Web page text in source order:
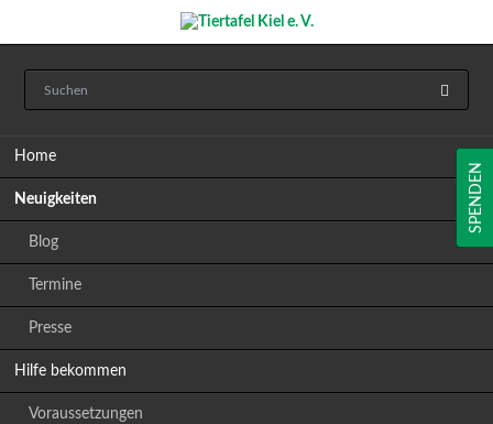
Home
Neuigkeiten
Blog
Termine
Presse
Hilfe bekommen
Voraussetzungen
SPENDEN